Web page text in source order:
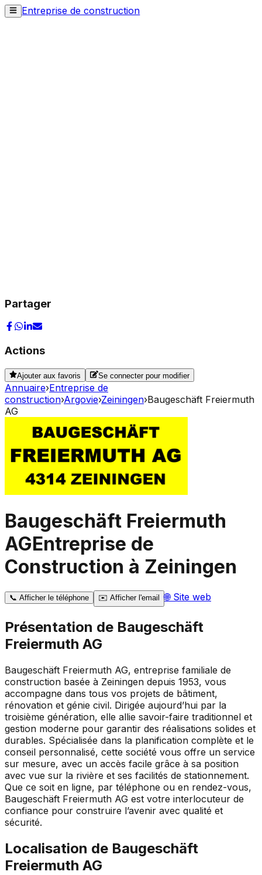
Entreprise de construction
Partager
Actions
Ajouter aux favoris Se connecter pour modifier
Annuaire›Entreprise de
construction›Argovie›Zeiningen›Baugeschäft Freiermuth
AG
Baugeschäft Freiermuth
AGEntreprise de
Construction à Zeiningen
📞 Afficher le téléphone ✉️ Afficher l'email 🌐Site web
Présentation de Baugeschäft
Freiermuth AG
Baugeschäft Freiermuth AG, entreprise familiale de
construction basée à Zeiningen depuis 1953, vous
accompagne dans tous vos projets de bâtiment,
rénovation et génie civil. Dirigée aujourd’hui par la
troisième génération, elle allie savoir-faire traditionnel et
gestion moderne pour garantir des réalisations solides et
durables. Spécialisée dans la planification complète et le
conseil personnalisé, cette société vous offre un service
sur mesure, avec un accès facile grâce à sa position
avec vue sur la rivière et ses facilités de stationnement.
Que ce soit en ligne, par téléphone ou en rendez-vous,
Baugeschäft Freiermuth AG est votre interlocuteur de
confiance pour construire l’avenir avec qualité et
sécurité.
Localisation de Baugeschäft
Freiermuth AG